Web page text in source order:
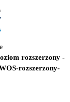
rozszerzony -
rozszerzony-